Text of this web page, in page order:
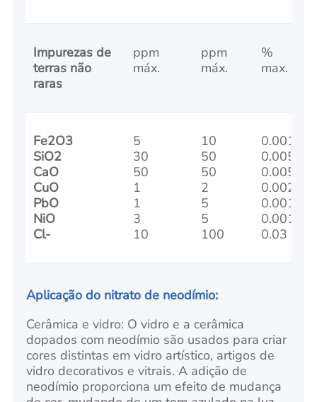
Impurezas de
terras não
raras
ppm
máx.
ppm
máx.
%
max.
Fe2O3
SiO2
CaO
CuO
PbO
NiO
Cl-
5
30
50
1
1
3
10
10
50
50
2
5
5
100
0.001
0.005
0.005
0.002
0.001
0.001
0.03
Aplicação do nitrato de neodímio:
Cerâmica e vidro: O vidro e a cerâmica
dopados com neodímio são usados para criar
cores distintas em vidro artístico, artigos de
vidro decorativos e vitrais. A adição de
neodímio proporciona um efeito de mudança